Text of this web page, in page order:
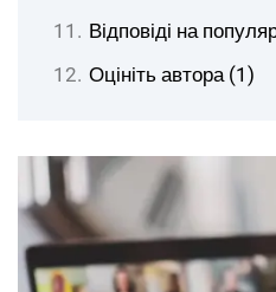
Відповіді на
Оцініть автора (1)